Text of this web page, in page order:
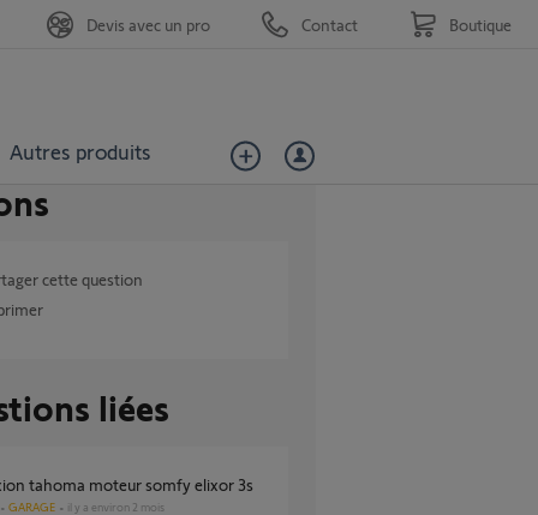
Autres produits
Devis avec un pro Contact Boutique
cette question
liées
tahoma moteur somfy elixor 3s
GARAGE il y a environ 2 mois